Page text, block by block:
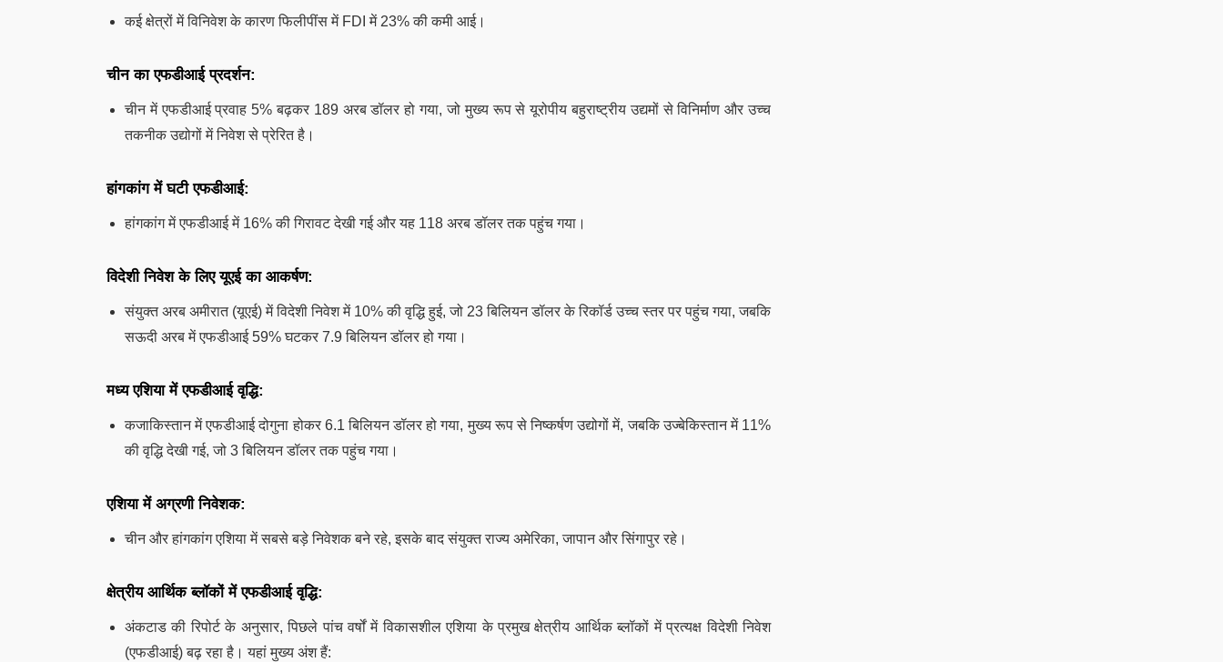
कई क्षेत्रों में विनिवेश के कारण फिलीपींस में FDI में 23% की कमी आई।
चीन का एफडीआई प्रदर्शन:
चीन में एफडीआई प्रवाह 5% बढ़कर 189 अरब डॉलर हो गया, जो मुख्य रूप से यूरोपीय बहुराष्ट्रीय उद्यमों से विनिर्माण और उच्च
तकनीक उद्योगों में निवेश से प्रेरित है।
हांगकांग में घटी एफडीआई:
हांगकांग में एफडीआई में 16% की गिरावट देखी गई और यह 118 अरब डॉलर तक पहुंच गया।
विदेशी निवेश के लिए यूएई का आकर्षण:
संयुक्त अरब अमीरात (यूएई) में विदेशी निवेश में 10% की वृद्धि हुई, जो 23 बिलियन डॉलर के रिकॉर्ड उच्च स्तर पर पहुंच गया, जबकि
सऊदी अरब में एफडीआई 59% घटकर 7.9 बिलियन डॉलर हो गया।
मध्य एशिया में एफडीआई वृद्धि:
कजाकिस्तान में एफडीआई दोगुना होकर 6.1 बिलियन डॉलर हो गया, मुख्य रूप से निष्कर्षण उद्योगों में, जबकि उज्बेकिस्तान में 11%
की वृद्धि देखी गई, जो 3 बिलियन डॉलर तक पहुंच गया।
एशिया में अग्रणी निवेशक:
चीन और हांगकांग एशिया में सबसे बड़े निवेशक बने रहे, इसके बाद संयुक्त राज्य अमेरिका, जापान और सिंगापुर रहे।
क्षेत्रीय आर्थिक ब्लॉकों में एफडीआई वृद्धि:
अंकटाड की रिपोर्ट के अनुसार, पिछले पांच वर्षों में विकासशील एशिया के प्रमुख क्षेत्रीय आर्थिक ब्लॉकों में प्रत्यक्ष विदेशी निवेश
(एफडीआई) बढ़ रहा है। यहां मुख्य अंश हैं: